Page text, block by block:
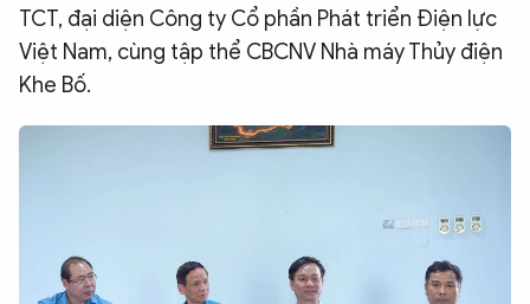
Infographic
Chuyên trangAn ninh thế giới Văn nghệ Công an
Chuyên đề
TCT, đại diện Công ty Cổ phần Phát triển Điện lực
Việt Nam, cùng tập thể CBCNV Nhà máy Thủy điện
Khe Bố.